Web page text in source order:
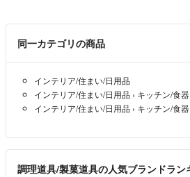
同一カテゴリの商品
インテリア/住まい/日用品
インテリア/住まい/日用品 › キッチン/食器
インテリア/住まい/日用品 › キッチン/食器
調理道具/製菓道具の人気ブランドラン